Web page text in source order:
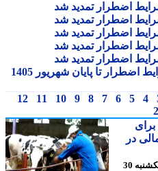
اضطرار تمدید شد
اضطرار تمدید شد
اضطرار تمدید شد
اضطرار تمدید شد
اضطرار تمدید شد
تمدید تسهیلات گمرکی در شرایط اضطرار تا پایان شهریور 1405
5
6
7
8
9
10
11
12
در
4 ماه پیش - یکشنبه 30